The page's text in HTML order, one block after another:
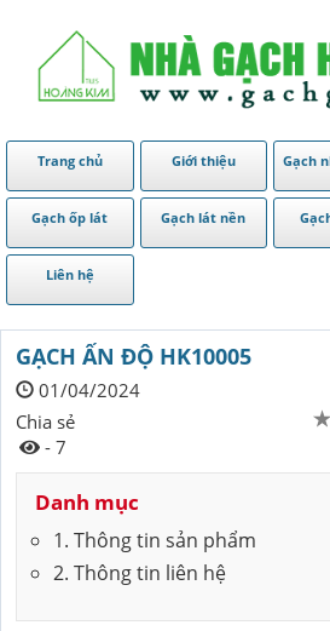
Trang chủ Giới thiệu Gạch
Gạch ốp lát Gạch lát nền
Liên hệ
GẠCH ẤN ĐỘ HK10005
01/04/2024
Chia sẻ
- 7
Danh mục
1. Thông tin sản phẩm
2. Thông tin liên hệ